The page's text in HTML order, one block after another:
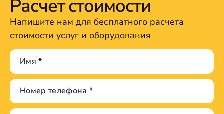
Расчет стоимости
Напишите нам для бесплатного расчета
стоимости услуг и оборудования